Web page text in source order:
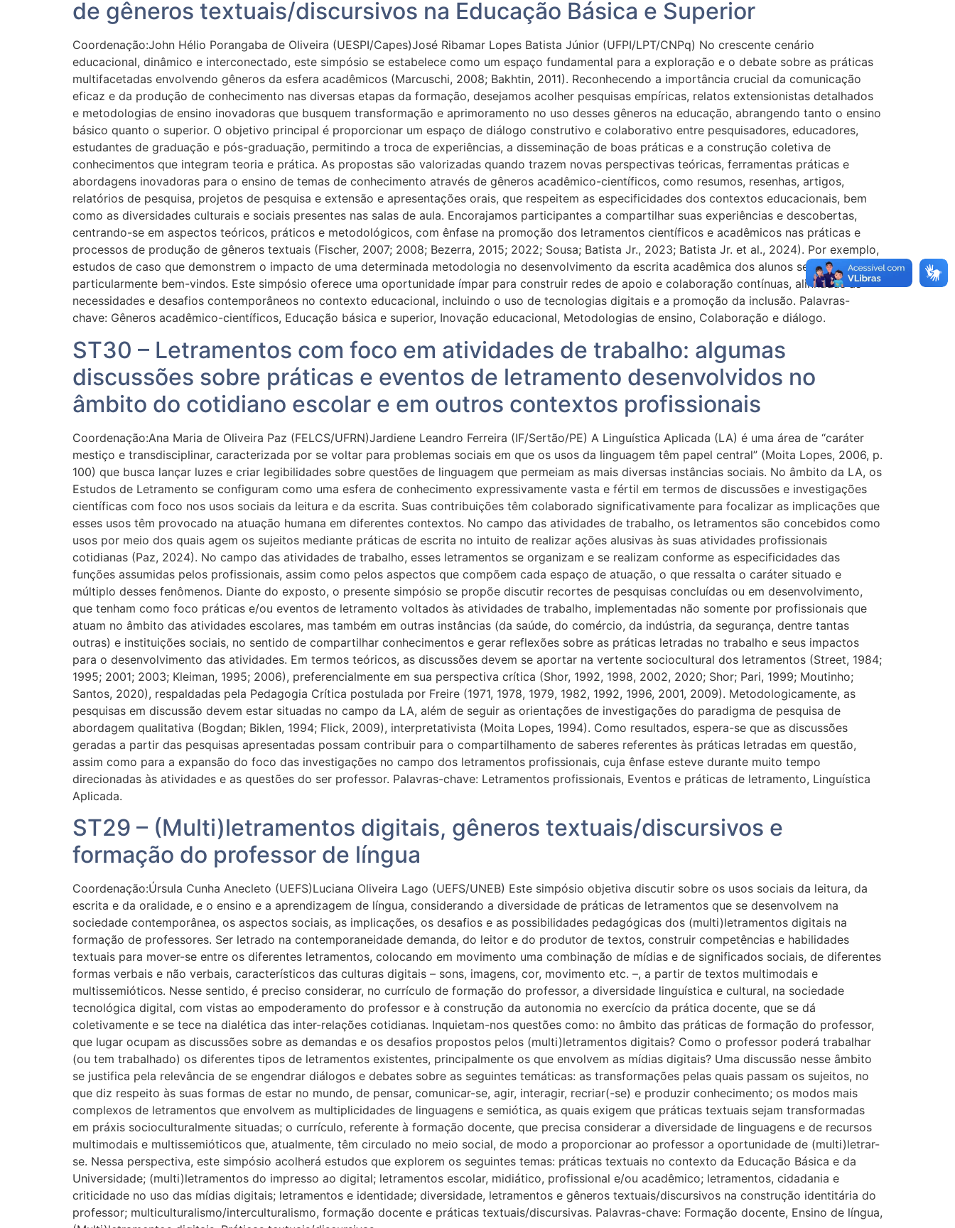
de gêneros textuais/discursivos na Educação Básica e Superior
Coordenação:John Hélio Porangaba de Oliveira (UESPI/Capes)José Ribamar Lopes Batista Júnior (UFPI/LPT/CNPq) No crescente cenário
educacional, dinâmico e interconectado, este simpósio se estabelece como um espaço fundamental para a exploração e o debate sobre as práticas
multifacetadas envolvendo gêneros da esfera acadêmicos (Marcuschi, 2008; Bakhtin, 2011). Reconhecendo a importância crucial da comunicação
eficaz e da produção de conhecimento nas diversas etapas da formação, desejamos acolher pesquisas empíricas, relatos extensionistas detalhados
e metodologias de ensino inovadoras que busquem transformação e aprimoramento no uso desses gêneros na educação, abrangendo tanto o ensino
básico quanto o superior. O objetivo principal é proporcionar um espaço de diálogo construtivo e colaborativo entre pesquisadores, educadores,
estudantes de graduação e pós-graduação, permitindo a troca de experiências, a disseminação de boas práticas e a construção coletiva de
conhecimentos que integram teoria e prática. As propostas são valorizadas quando trazem novas perspectivas teóricas, ferramentas práticas e
abordagens inovadoras para o ensino de temas de conhecimento através de gêneros acadêmico-científicos, como resumos, resenhas, artigos,
relatórios de pesquisa, projetos de pesquisa e extensão e apresentações orais, que respeitem as especificidades dos contextos educacionais, bem
como as diversidades culturais e sociais presentes nas salas de aula. Encorajamos participantes a compartilhar suas experiências e descobertas,
centrando-se em aspectos teóricos, práticos e metodológicos, com ênfase na promoção dos letramentos científicos e acadêmicos nas práticas e
processos de produção de gêneros textuais (Fischer, 2007; 2008; Bezerra, 2015; 2022; Sousa; Batista Jr., 2023; Batista Jr. et al., 2024). Por exemplo,
estudos de caso que demonstrem o impacto de uma determinada metodologia no desenvolvimento da escrita acadêmica dos alunos serão
particularmente bem-vindos. Este simpósio oferece uma oportunidade ímpar para construir redes de apoio e colaboração contínuas, alinhadas às
necessidades e desafios contemporâneos no contexto educacional, incluindo o uso de tecnologias digitais e a promoção da inclusão. Palavras-
chave: Gêneros acadêmico-científicos, Educação básica e superior, Inovação educacional, Metodologias de ensino, Colaboração e diálogo.
ST30 – Letramentos com foco em atividades de trabalho: algumas
discussões sobre práticas e eventos de letramento desenvolvidos no
âmbito do cotidiano escolar e em outros contextos profissionais
Coordenação:Ana Maria de Oliveira Paz (FELCS/UFRN)Jardiene Leandro Ferreira (IF/Sertão/PE) A Linguística Aplicada (LA) é uma área de “caráter
mestiço e transdisciplinar, caracterizada por se voltar para problemas sociais em que os usos da linguagem têm papel central” (Moita Lopes, 2006, p.
100) que busca lançar luzes e criar legibilidades sobre questões de linguagem que permeiam as mais diversas instâncias sociais. No âmbito da LA, os
Estudos de Letramento se configuram como uma esfera de conhecimento expressivamente vasta e fértil em termos de discussões e investigações
científicas com foco nos usos sociais da leitura e da escrita. Suas contribuições têm colaborado significativamente para focalizar as implicações que
esses usos têm provocado na atuação humana em diferentes contextos. No campo das atividades de trabalho, os letramentos são concebidos como
usos por meio dos quais agem os sujeitos mediante práticas de escrita no intuito de realizar ações alusivas às suas atividades profissionais
cotidianas (Paz, 2024). No campo das atividades de trabalho, esses letramentos se organizam e se realizam conforme as especificidades das
funções assumidas pelos profissionais, assim como pelos aspectos que compõem cada espaço de atuação, o que ressalta o caráter situado e
múltiplo desses fenômenos. Diante do exposto, o presente simpósio se propõe discutir recortes de pesquisas concluídas ou em desenvolvimento,
que tenham como foco práticas e/ou eventos de letramento voltados às atividades de trabalho, implementadas não somente por profissionais que
atuam no âmbito das atividades escolares, mas também em outras instâncias (da saúde, do comércio, da indústria, da segurança, dentre tantas
outras) e instituições sociais, no sentido de compartilhar conhecimentos e gerar reflexões sobre as práticas letradas no trabalho e seus impactos
para o desenvolvimento das atividades. Em termos teóricos, as discussões devem se aportar na vertente sociocultural dos letramentos (Street, 1984;
1995; 2001; 2003; Kleiman, 1995; 2006), preferencialmente em sua perspectiva crítica (Shor, 1992, 1998, 2002, 2020; Shor; Pari, 1999; Moutinho;
Santos, 2020), respaldadas pela Pedagogia Crítica postulada por Freire (1971, 1978, 1979, 1982, 1992, 1996, 2001, 2009). Metodologicamente, as
pesquisas em discussão devem estar situadas no campo da LA, além de seguir as orientações de investigações do paradigma de pesquisa de
abordagem qualitativa (Bogdan; Biklen, 1994; Flick, 2009), interpretativista (Moita Lopes, 1994). Como resultados, espera-se que as discussões
geradas a partir das pesquisas apresentadas possam contribuir para o compartilhamento de saberes referentes às práticas letradas em questão,
assim como para a expansão do foco das investigações no campo dos letramentos profissionais, cuja ênfase esteve durante muito tempo
direcionadas às atividades e as questões do ser professor. Palavras-chave: Letramentos profissionais, Eventos e práticas de letramento, Linguística
Aplicada.
ST29 – (Multi)letramentos digitais, gêneros textuais/discursivos e
formação do professor de língua
Coordenação:Úrsula Cunha Anecleto (UEFS)Luciana Oliveira Lago (UEFS/UNEB) Este simpósio objetiva discutir sobre os usos sociais da leitura, da
escrita e da oralidade, e o ensino e a aprendizagem de língua, considerando a diversidade de práticas de letramentos que se desenvolvem na
sociedade contemporânea, os aspectos sociais, as implicações, os desafios e as possibilidades pedagógicas dos (multi)letramentos digitais na
formação de professores. Ser letrado na contemporaneidade demanda, do leitor e do produtor de textos, construir competências e habilidades
textuais para mover-se entre os diferentes letramentos, colocando em movimento uma combinação de mídias e de significados sociais, de diferentes
formas verbais e não verbais, característicos das culturas digitais – sons, imagens, cor, movimento etc. –, a partir de textos multimodais e
multissemióticos. Nesse sentido, é preciso considerar, no currículo de formação do professor, a diversidade linguística e cultural, na sociedade
tecnológica digital, com vistas ao empoderamento do professor e à construção da autonomia no exercício da prática docente, que se dá
coletivamente e se tece na dialética das inter-relações cotidianas. Inquietam-nos questões como: no âmbito das práticas de formação do professor,
que lugar ocupam as discussões sobre as demandas e os desafios propostos pelos (multi)letramentos digitais? Como o professor poderá trabalhar
(ou tem trabalhado) os diferentes tipos de letramentos existentes, principalmente os que envolvem as mídias digitais? Uma discussão nesse âmbito
se justifica pela relevância de se engendrar diálogos e debates sobre as seguintes temáticas: as transformações pelas quais passam os sujeitos, no
que diz respeito às suas formas de estar no mundo, de pensar, comunicar-se, agir, interagir, recriar(-se) e produzir conhecimento; os modos mais
complexos de letramentos que envolvem as multiplicidades de linguagens e semiótica, as quais exigem que práticas textuais sejam transformadas
em práxis socioculturalmente situadas; o currículo, referente à formação docente, que precisa considerar a diversidade de linguagens e de recursos
multimodais e multissemióticos que, atualmente, têm circulado no meio social, de modo a proporcionar ao professor a oportunidade de (multi)letrar-
se. Nessa perspectiva, este simpósio acolherá estudos que explorem os seguintes temas: práticas textuais no contexto da Educação Básica e da
Universidade; (multi)letramentos do impresso ao digital; letramentos escolar, midiático, profissional e/ou acadêmico; letramentos, cidadania e
criticidade no uso das mídias digitais; letramentos e identidade; diversidade, letramentos e gêneros textuais/discursivos na construção identitária do
professor; multiculturalismo/interculturalismo, formação docente e práticas textuais/discursivas. Palavras-chave: Formação docente, Ensino de língua,